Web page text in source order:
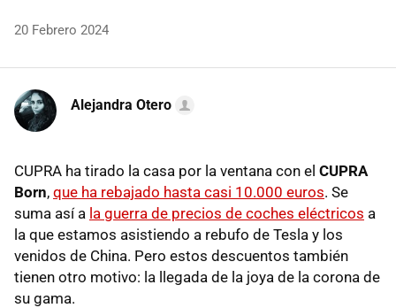
20 Febrero 2024
Alejandra Otero
CUPRA ha tirado la casa por la ventana con el CUPRA
Born, que ha rebajado hasta casi 10.000 euros. Se
suma así a la guerra de precios de coches eléctricos a
la que estamos asistiendo a rebufo de Tesla y los
venidos de China. Pero estos descuentos también
tienen otro motivo: la llegada de la joya de la corona de
su gama.